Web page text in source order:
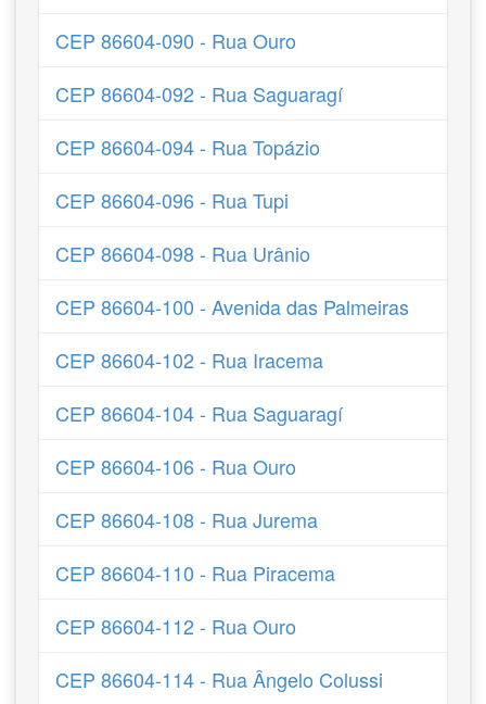
CEP 86604-090 - Rua Ouro
CEP 86604-092 - Rua Saguaragí
CEP 86604-094 - Rua Topázio
CEP 86604-096 - Rua Tupi
CEP 86604-098 - Rua Urânio
CEP 86604-100 - Avenida das Palmeiras
CEP 86604-102 - Rua Iracema
CEP 86604-104 - Rua Saguaragí
CEP 86604-106 - Rua Ouro
CEP 86604-108 - Rua Jurema
CEP 86604-110 - Rua Piracema
CEP 86604-112 - Rua Ouro
CEP 86604-114 - Rua Ângelo Colussi